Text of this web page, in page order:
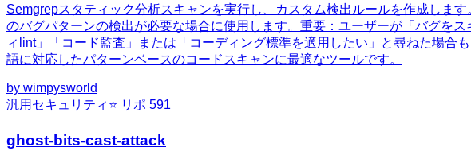
Semgrepスタティック分析スキャンを実行し、カスタム検出ルールを作成しま
のバグパターンの検出が必要な場合に使用します。重要：ユーザーが「バグを
ィlint」「コード監査」または「コーディング標準を適用したい」と尋ねた場
語に対応したパターンベースのコードスキャンに最適なツールです。
by wimpysworld
汎用 セキュリティ ⭐ リポ 591
ghost-bits-cast-attack